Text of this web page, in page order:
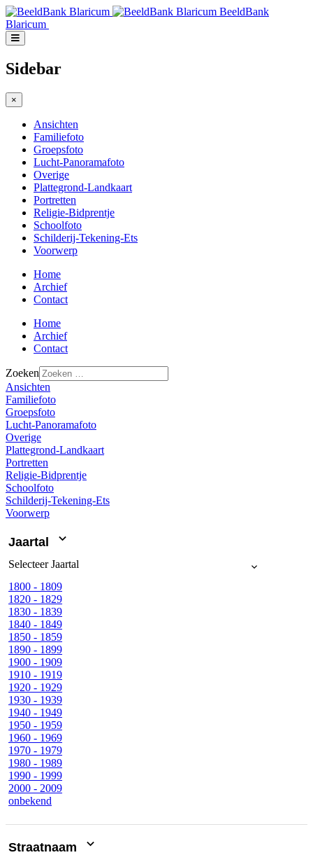
BeeldBank
Blaricum
Sidebar
×
Ansichten
Familiefoto
Groepsfoto
Lucht-Panoramafoto
Overige
Plattegrond-Landkaart
Portretten
Religie-Bidprentje
Schoolfoto
Schilderij-Tekening-Ets
Voorwerp
Home
Archief
Contact
Home
Archief
Contact
Zoeken
Ansichten
Familiefoto
Groepsfoto
Lucht-Panoramafoto
Overige
Plattegrond-Landkaart
Portretten
Religie-Bidprentje
Schoolfoto
Schilderij-Tekening-Ets
Voorwerp
Jaartal
SelecteerJaartal
1800 - 1809
1820 - 1829
1830 - 1839
1840 - 1849
1850 - 1859
1890 - 1899
1900 - 1909
1910 - 1919
1920 - 1929
1930 - 1939
1940 - 1949
1950 - 1959
1960 - 1969
1970 - 1979
1980 - 1989
1990 - 1999
2000 - 2009
onbekend
Straatnaam